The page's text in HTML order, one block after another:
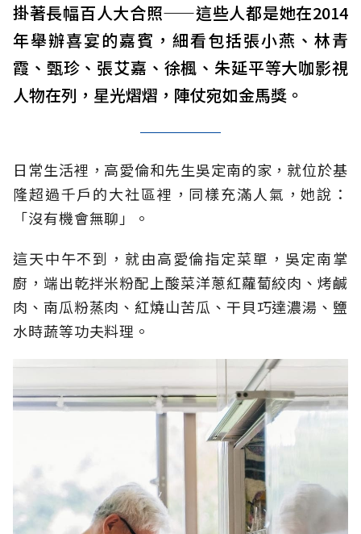
掛著長幅百人大合照——這些人都是她在2014
年舉辦喜宴的嘉賓，細看包括張小燕、林青
霞、甄珍、張艾嘉、徐楓、朱延平等大咖影視
人物在列，星光熠熠，陣仗宛如金馬獎。
日常生活裡，高愛倫和先生吳定南的家，就位於基
隆超過千戶的大社區裡，同樣充滿人氣，她說：
「沒有機會無聊」。
這天中午不到，就由高愛倫指定菜單，吳定南掌
廚，端出乾拌米粉配上酸菜洋蔥紅蘿蔔絞肉、烤鹹
肉、南瓜粉蒸肉、紅燒山苦瓜、干貝巧達濃湯、鹽
水時蔬等功夫料理。